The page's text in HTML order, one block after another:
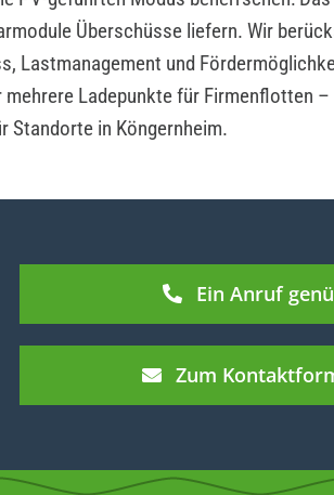
Überschüsse liefern. Wir
Lastmanagement und
mehrere Ladepunkte für Firmenflotten
Standorte in Köngernheim.
Ein Anruf
Zum